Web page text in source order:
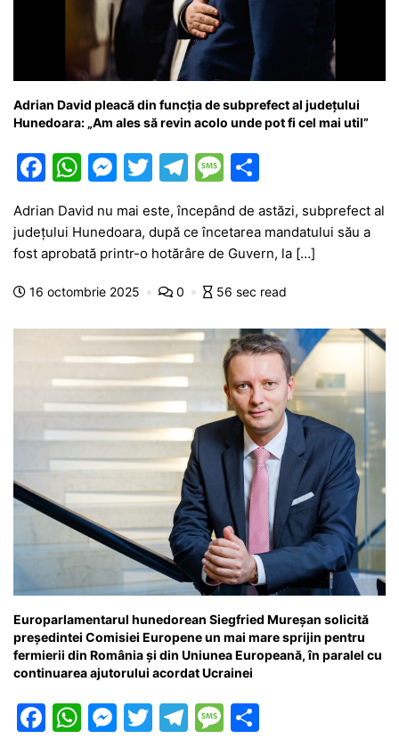
Adrian David pleacă din funcția de subprefect al județului
Hunedoara: „Am ales să revin acolo unde pot fi cel mai util”
F
c
e
b
o
W
h
at
s
A
p
M
s
s
e
g
er
T
itt
er
T
e
gr
a
m
M
s
s
a
e
ta
je
a
ă
Adrian David nu mai este, începând de astăzi, subprefect al
județului Hunedoara, după ce încetarea mandatului său a
fost aprobată printr-o hotărâre de Guvern, la […]
16 octombrie 2025 0 56 sec read
Europarlamentarul hunedorean Siegfried Mureșan solicită
preşedintei Comisiei Europene un mai mare sprijin pentru
fermierii din România şi din Uniunea Europeană, în paralel cu
continuarea ajutorului acordat Ucrainei
F
W M T
T
M